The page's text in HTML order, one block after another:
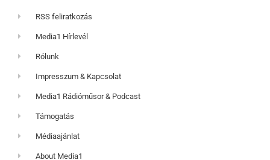
RSS feliratkozás
Media1 Hírlevél
Rólunk
Impresszum & Kapcsolat
Media1 Rádióműsor & Podcast
Támogatás
Médiaajánlat
About Media1